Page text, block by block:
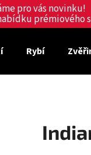
pro vás novinku!
prémiového
Rybí